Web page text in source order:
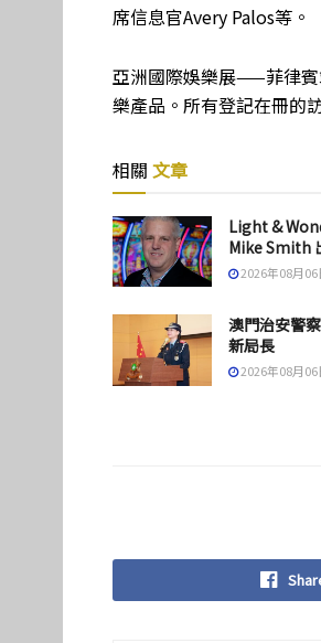
席信息官Avery Palos等。
亞洲國際娛樂展——菲律賓
樂產品。所有登記在冊的
相關 文章
Light &
Mike Smith
2026年08月06
澳門治安警
新局長
2026年08月06